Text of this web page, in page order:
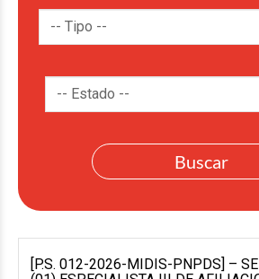
[P.S. 012-2026-MIDIS-PNPDS] –